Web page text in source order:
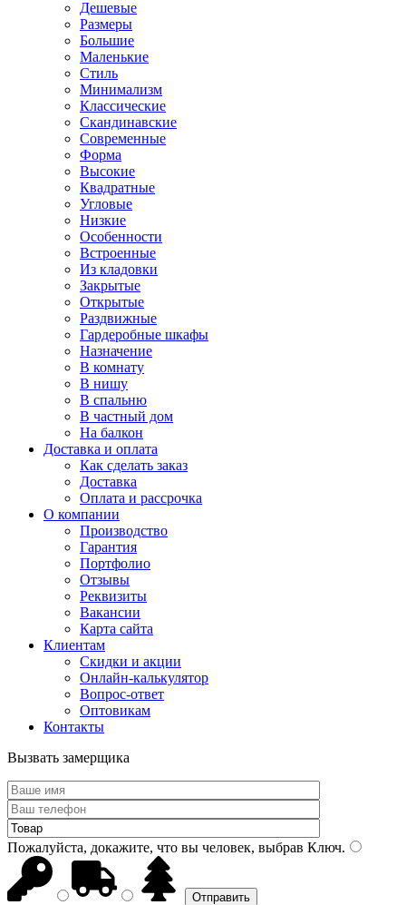
Дешевые
Размеры
Большие
Маленькие
Стиль
Минимализм
Классические
Скандинавские
Современные
Форма
Высокие
Квадратные
Угловые
Низкие
Особенности
Встроенные
Из кладовки
Закрытые
Открытые
Раздвижные
Гардеробные шкафы
Назначение
В комнату
В нишу
В спальню
В частный дом
На балкон
Доставка и оплата
Как сделать заказ
Доставка
Оплата и рассрочка
О компании
Производство
Гарантия
Портфолио
Отзывы
Реквизиты
Вакансии
Карта сайта
Клиентам
Скидки и акции
Онлайн-калькулятор
Вопрос-ответ
Оптовикам
Контакты
Вызвать замерщика
Пожалуйста, докажите, что вы человек, выбрав Ключ.